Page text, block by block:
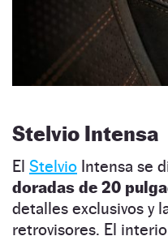
Stelvio Intensa
El Stelvio Intensa se
doradas de 20
detalles exclusivos y
retrovisores. El